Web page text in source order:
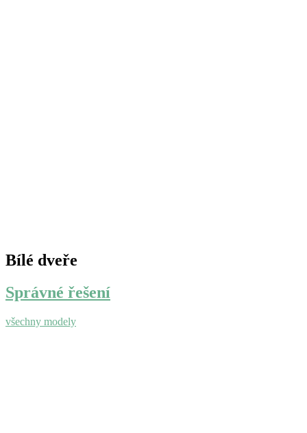
Bílé dveře
Správné řešení
všechny modely